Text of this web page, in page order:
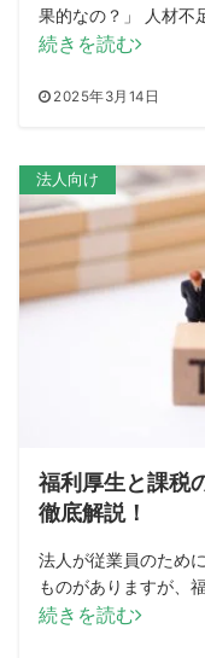
果的なの？」 人材不
2025年3月14日
続きを読む
法人向け
福利厚生と課税
徹底解説！
法人が従業員のため
ものがありますが、
続きを読む